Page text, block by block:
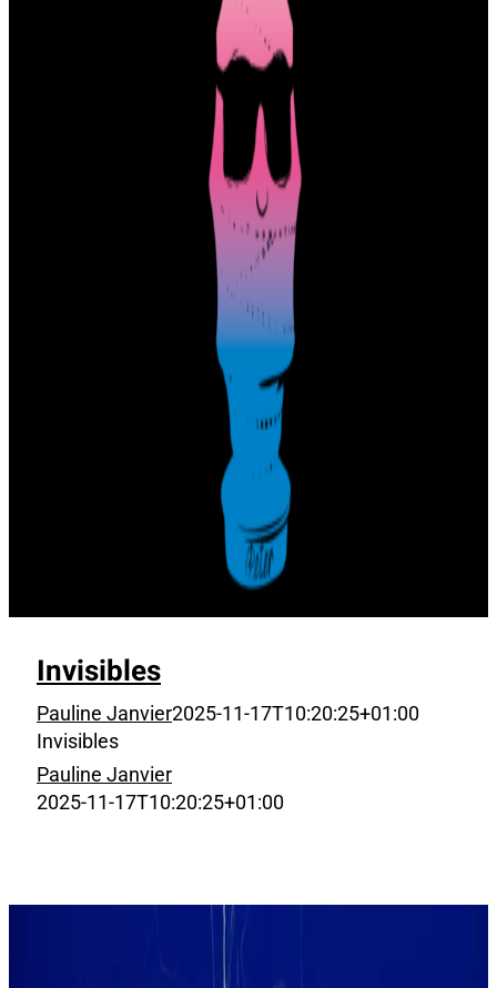
Invisibles
Pauline Janvier2025-11-17T10:20:25+01:00
Invisibles
Pauline Janvier
2025-11-17T10:20:25+01:00